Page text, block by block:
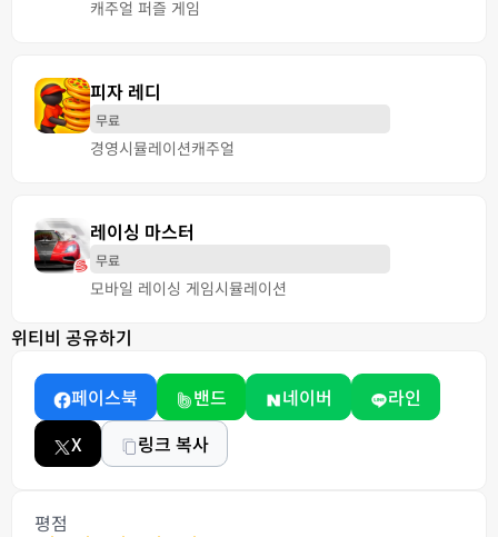
캐주얼 퍼즐 게임
피자 레디
무료
경영시뮬레이션캐주얼
레이싱 마스터
무료
모바일 레이싱 게임시뮬레이션
위티비 공유하기
페이스북 밴드 네이버
라인
X
링크 복사
평점